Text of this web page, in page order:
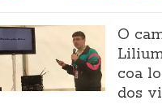
O
coa
dos